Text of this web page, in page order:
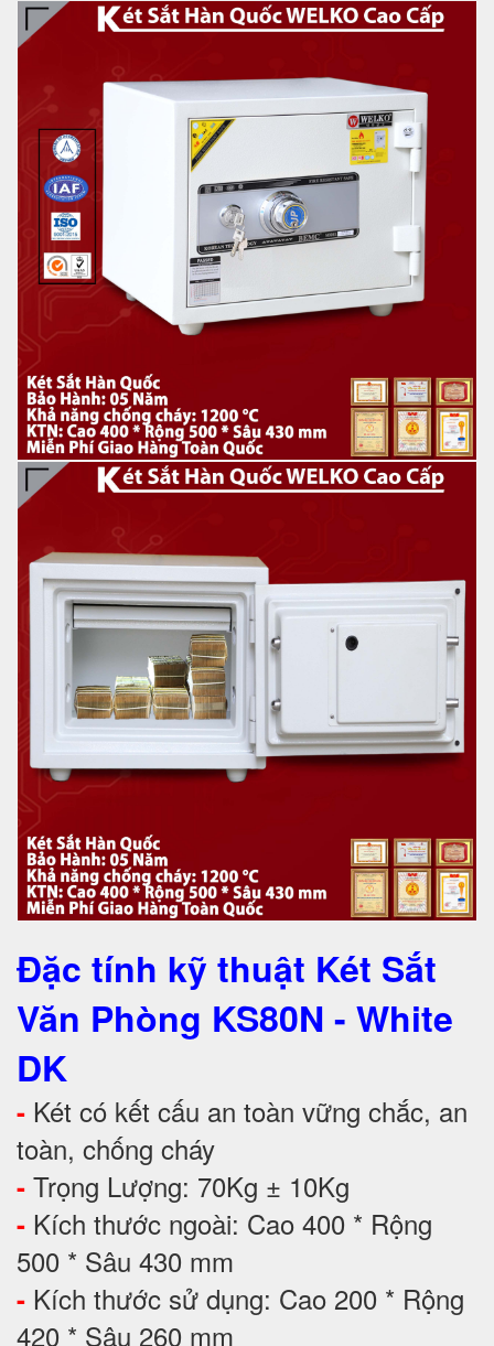
Đặc tính kỹ thuật Két Sắt
Văn Phòng KS80N - White
DK
- Két có kết cấu an toàn vững chắc, an
toàn, chống cháy
- Trọng Lượng: 70Kg ± 10Kg
- Kích thước ngoài: Cao 400 * Rộng
500 * Sâu 430 mm
- Kích thước sử dụng: Cao 200 * Rộng
420 * Sâu 260 mm